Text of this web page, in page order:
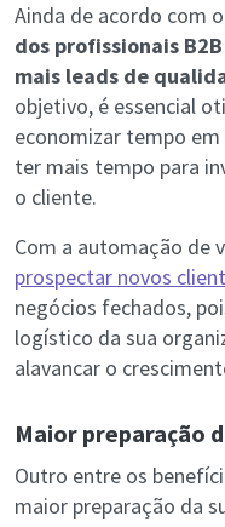
Ainda de acordo com
dos profissionais
mais leads de
objetivo, é essencial
economizar tempo
ter mais tempo para
o cliente.
Com a automação de
prospectar novos
negócios fechados,
logístico da sua
alavancar o
Maior preparação
Outro entre os
maior preparação da